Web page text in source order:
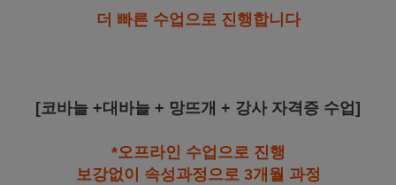
더 빠른 수업으로 진행합니다
[코바늘 +대바늘 + 망뜨개 + 강사 자격증 수업]
*오프라인 수업으로 진행
보강없이 속성과정으로 3개월 과정